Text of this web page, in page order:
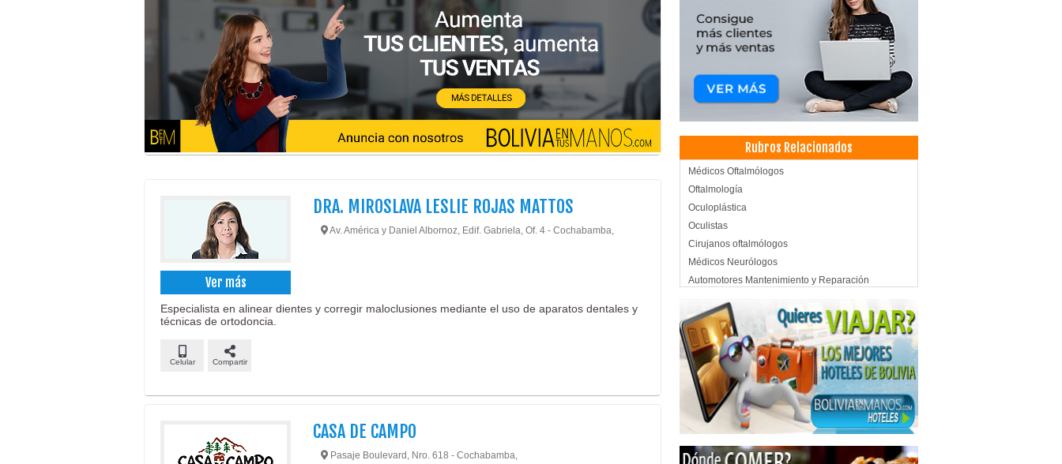
Ver más
DRA. MIROSLAVA LESLIE ROJAS MATTOS
Av. América y Daniel Albornoz, Edif. Gabriela, Of. 4 - Cochabamba,
Especialista en alinear dientes y corregir maloclusiones mediante el uso de aparatos dentales y
técnicas de ortodoncia.
Celular Compartir
CASA DE CAMPO
Pasaje Boulevard, Nro. 618 - Cochabamba,
Rubros Relacionados
Médicos Oftalmólogos
Oftalmología
Oculoplástica
Oculistas
Cirujanos oftalmólogos
Médicos Neurólogos
Automotores Mantenimiento y Reparación
Llantas
Neumáticos
Dentistas
Estética Dental
Médicos Odontólogos
Odontología Integral
Odontología Estética
Ortodoncia
Odontología